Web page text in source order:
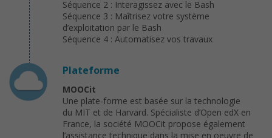
Séquence 2 : Interagissez avec le Bash
Séquence 3 : Maîtrisez votre système
d’exploitation par le Bash
Séquence 4 : Automatisez vos travaux
Plateforme
MOOCit
Une plate-forme est basée sur la technologie
du MIT et de Harvard. Spécialiste d’Open edX en
France, la société MOOCit propose également
l’assistance technique dans la mise en oeuvre de